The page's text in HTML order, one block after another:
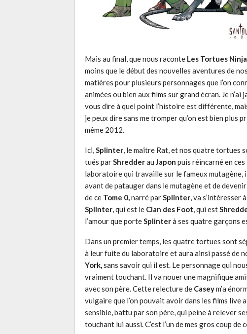
Mais au final, que nous raconte Les Tortues
moins que le début des nouvelles aventures de
matières pour plusieurs personnages que l’on
animées ou bien aux films sur grand écran. Je n’ai
vous dire à quel point l’histoire est différente,
je peux dire sans me tromper qu’on est bien plus
même 2012.
Ici,Splinter, le maître Rat, et nos quatre tortues
tués parShredderau Japon puis réincarné en
laboratoire qui travaille sur le fameux mutagène,
avant de patauger dans le mutagène et de
de ce Tome 0,narré parSplinter, va s’intéresser
Splinter, qui est le Clan des Foot, qui est
l’amour que porteSplinterà ses quatre garçons
Dans un premier temps, les quatre tortues sont
à leur fuite du laboratoire et aura ainsi passé de
York,sans savoir qui il est. Le personnage qui
vraiment touchant. Il va nouer une magnifique
avec son père. Cette relecture de Caseym’a
vulgaire que l’on pouvait avoir dans les films live
sensible, battu par son père, qui peine à relever
touchant lui aussi. C’est l’un de mes gros coup